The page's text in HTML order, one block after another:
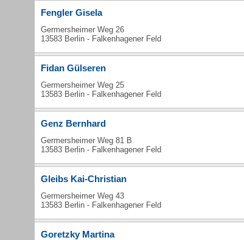
Fengler Gisela
Germersheimer Weg 26
13583 Berlin - Falkenhagener Feld
Fidan Gülseren
Germersheimer Weg 25
13583 Berlin - Falkenhagener Feld
Genz Bernhard
Germersheimer Weg 81 B
13583 Berlin - Falkenhagener Feld
Gleibs Kai-Christian
Germersheimer Weg 43
13583 Berlin - Falkenhagener Feld
Goretzky Martina